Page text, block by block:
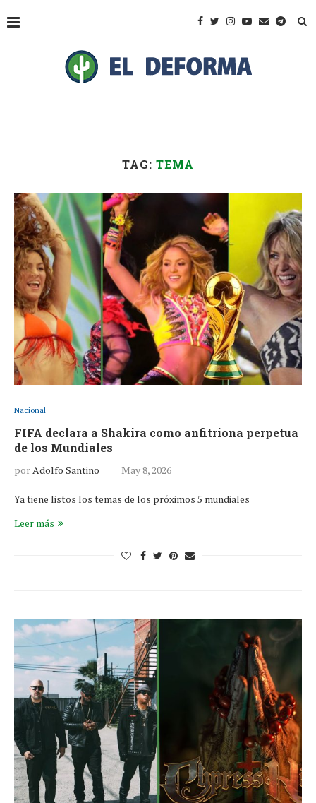
TAG: TEMA
Nacional
FIFA declara a Shakira como anfitriona perpetua
de los Mundiales
porAdolfo Santino May 8, 2026
Ya tiene listos los temas de los próximos 5 mundiales
Leer más